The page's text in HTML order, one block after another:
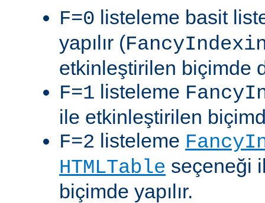
F=0 listeleme basit
yapılır (
etkinleştirilen biçimde
F=1 listeleme
ile etkinleştirilen
F=2 listeleme
HTMLTable seçeneği
biçimde yapılır.